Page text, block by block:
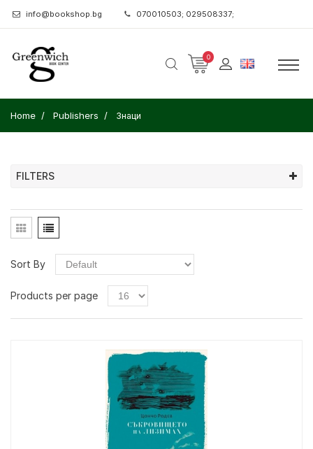
info@bookshop.bg 070010503; 029508337;
0
Home Publishers Знаци
FILTERS
Sort By
Products per page